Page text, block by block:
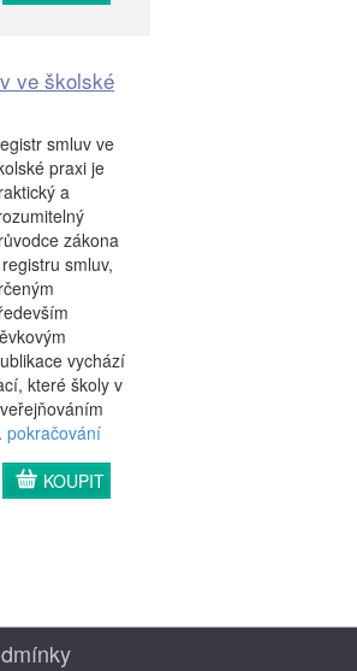
ve školské
smluv ve
praxi je
a
zákona
smluv,
vychází
které školy v
pokračování
KOUPIT